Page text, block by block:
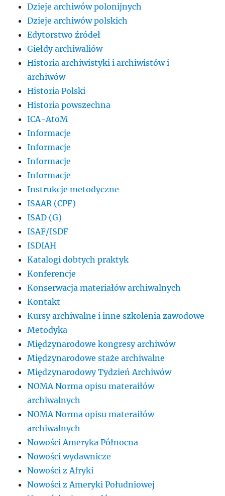
Dzieje archiwów polonijnych
Dzieje archiwów polskich
Edytorstwo źródeł
Giełdy archiwaliów
Historia archiwistyki i archiwistów i
archiwów
Historia Polski
Historia powszechna
ICA-AtoM
Informacje
Informacje
Informacje
Informacje
Instrukcje metodyczne
ISAAR (CPF)
ISAD (G)
ISAF/ISDF
ISDIAH
Katalogi dobtych praktyk
Konferencje
Konserwacja materiałów archiwalnych
Kontakt
Kursy archiwalne i inne szkolenia zawodowe
Metodyka
Międzynarodowe kongresy archiwów
Międzynarodowe staże archiwalne
Międzynarodowy Tydzień Archiwów
NOMA Norma opisu materaiłów
archiwalnych
NOMA Norma opisu materaiłów
archiwalnych
Nowości Ameryka Północna
Nowości wydawnicze
Nowości z Afryki
Nowości z Ameryki Południowej